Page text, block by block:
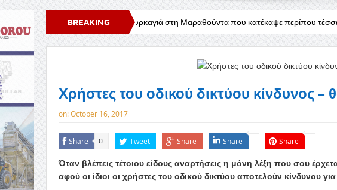
BREAKING
NEWS
Υπό έλεγχο η πυρκαγιά στη Μαραθούντα που κατέκαψε περίπου τέσσερα εκτάρια, θα
Χρήστες του οδικού δικτύου κίνδυνος –
on:October 16, 2017
Share 0 Tweet Share Share Share
Όταν βλέπεις τέτοιου είδους αναρτήσεις η μόνη λέξη που σου
αφού οι ίδιοι οι χρήστες του οδικού δικτύου αποτελούν κίνδυνου